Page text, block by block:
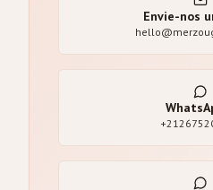
Envie-nos